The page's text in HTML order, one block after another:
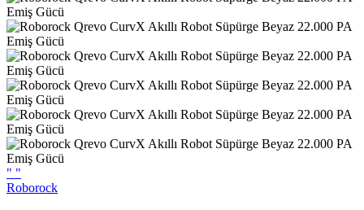
" "
Roborock